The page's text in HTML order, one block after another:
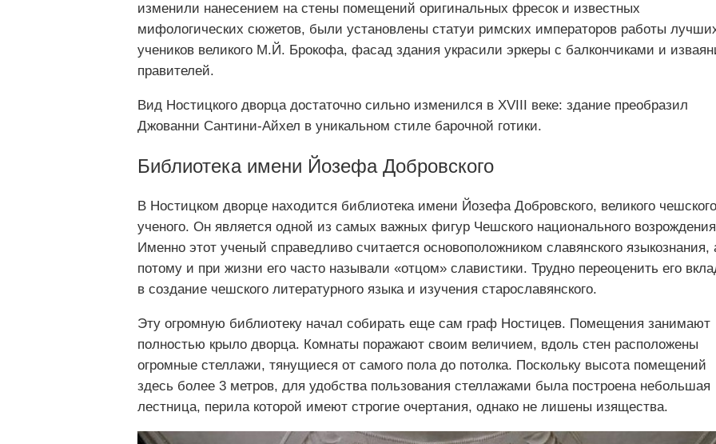
изменили нанесением на стены помещений оригинальных фресок и известных
мифологических сюжетов, были установлены статуи римских императоров работы
учеников великого М.Й. Брокофа, фасад здания украсили эркеры с балкончиками и
правителей.
Вид Ностицкого дворца достаточно сильно изменился в ХVIII веке: здание преобразил
Джованни Сантини-Айхел в уникальном стиле барочной готики.
Библиотека имени Йозефа Добровского
В Ностицком дворце находится библиотека имени Йозефа Добровского, великого чешского
ученого. Он является одной из самых важных фигур Чешского национального
Именно этот ученый справедливо считается основоположником славянского языкознания,
потому и при жизни его часто называли «отцом» славистики. Трудно переоценить его
в создание чешского литературного языка и изучения старославянского.
Эту огромную библиотеку начал собирать еще сам граф Ностицев. Помещения занимают
полностью крыло дворца. Комнаты поражают своим величием, вдоль стен расположены
огромные стеллажи, тянущиеся от самого пола до потолка. Поскольку высота помещений
здесь более 3 метров, для удобства пользования стеллажами была построена небольшая
лестница, перила которой имеют строгие очертания, однако не лишены изящества.